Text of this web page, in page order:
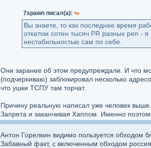
7spawn писал(а):
Вы знаете, то как последнее время
откатом сотен тысяч PR разных реп -
нестабильностью сам по себе.
Они заранее об этом предупреждали. И что
(подчеркиваю) заблокировал несколько
что ушки ТСПУ там торчат.
Причину реальную написал уже человек
Запрета и заканчивая Хаппом. Именно
Антон Горелкин видимо пользуется обходом
Забавный факт, с включенным обходом